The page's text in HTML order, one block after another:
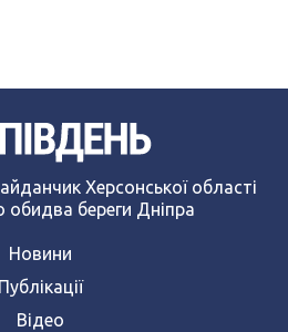
Херсонської області
береги Дніпра
Новини
Публікації
Відео